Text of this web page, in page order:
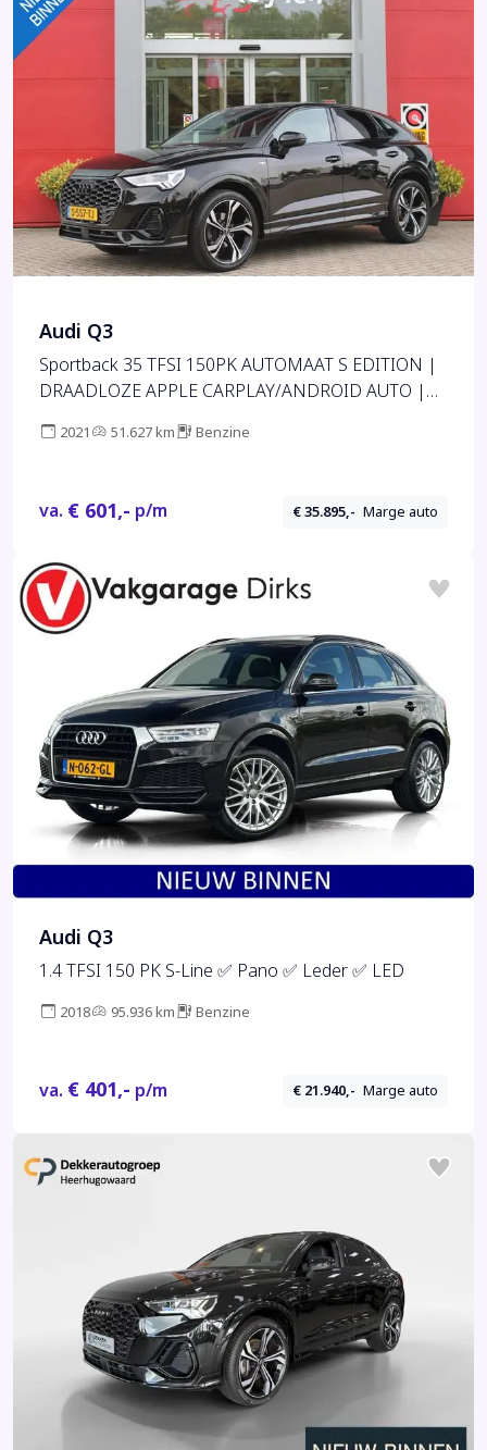
Audi Q3
Sportback 35 TFSI 150PK AUTOMAAT S EDITION |
DRAADLOZE APPLE CARPLAY/ANDROID AUTO |
PARKEERSENSOREN VOOR + ACHTER | VIRTUAL
INTERIEUR/EXTERIEUR | DAB+ RADIO | NAVIGATIE
2021 51.627 km Benzine
va. € 601,- p/m € 35.895,- Marge auto
Audi Q3
1.4 TFSI 150 PK S-Line ✅ Pano ✅ Leder ✅ LED
2018 95.936 km Benzine
va. € 401,- p/m € 21.940,- Marge auto